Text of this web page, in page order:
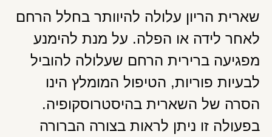
שארית הריון עלולה להיוותר בחלל הרחם
לאחר לידה או הפלה. על מנת להימנע
מפגיעה ברירית הרחם שעלולה להוביל
לבעיות פוריות, הטיפול המומלץ הינו
הסרה של השארית בהיסטרוסקופיה.
בפעולה זו ניתן לראות בצורה הברורה